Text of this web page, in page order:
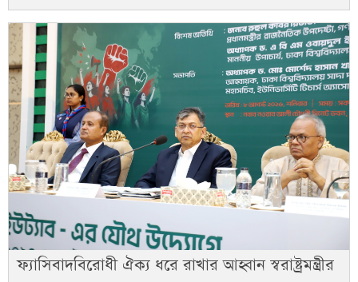
ফ্যাসিবাদবিরোধী ঐক্য ধরে রাখার আহ্বান স্বরাষ্ট্রমন্ত্রীর